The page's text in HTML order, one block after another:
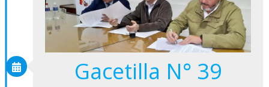
Gacetilla N° 39